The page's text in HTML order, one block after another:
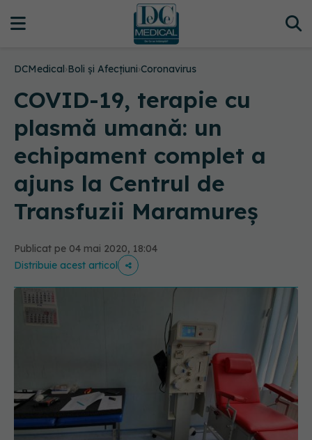
DCMedical›Boli și Afecțiuni›Coronavirus
COVID-19, terapie cu
plasmă umană: un
echipament complet a
ajuns la Centrul de
Transfuzii Maramureș
Publicat pe 04 mai 2020, 18:04
Distribuie acest articol